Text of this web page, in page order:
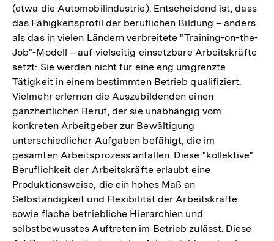
(etwa die Automobilindustrie). Entscheidend ist, dass
das Fähigkeitsprofil der beruflichen Bildung – anders
als das in vielen Ländern verbreitete "Training-on-the-
Job"-Modell – auf vielseitig einsetzbare Arbeitskräfte
setzt: Sie werden nicht für eine eng umgrenzte
Tätigkeit in einem bestimmten Betrieb qualifiziert.
Vielmehr erlernen die Auszubildenden einen
ganzheitlichen Beruf, der sie unabhängig vom
konkreten Arbeitgeber zur Bewältigung
unterschiedlicher Aufgaben befähigt, die im
gesamten Arbeitsprozess anfallen. Diese "kollektive"
Beruflichkeit der Arbeitskräfte erlaubt eine
Produktionsweise, die ein hohes Maß an
Selbständigkeit und Flexibilität der Arbeitskräfte
sowie flache betriebliche Hierarchien und
selbstbewusstes Auftreten im Betrieb zulässt. Diese